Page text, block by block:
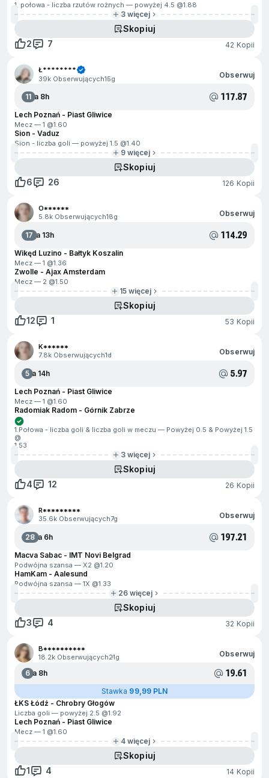
1. połowa - liczba rzutów rożnych — powyżej 4.5 @1.88
3 więcej
Skopiuj
2
7 42 Kopii
Ł********
39k Obserwujących15g Obserwuj
11Za 8h 117.87
Lech Poznań - Piast Gliwice
Mecz — 1 @1.60
Sion - Vaduz
Sion - liczba goli — powyżej 1.5 @1.40
9 więcej
Skopiuj
6
26 126 Kopii
O******
5.8k Obserwujących18g Obserwuj
17Za 13h 114.29
Wikęd Luzino - Bałtyk Koszalin
Mecz — 1 @1.36
Zwolle - Ajax Amsterdam
Mecz — 2 @1.50
15 więcej
Skopiuj
12
1 53 Kopii
K******
7.8k Obserwujących1d Obserwuj
5Za 14h 5.97
Lech Poznań - Piast Gliwice
Mecz — 1 @1.60
Radomiak Radom - Górnik Zabrze
1.Połowa - liczba goli & liczba goli w meczu — Powyżej 0.5 & Powyżej 1.5
@
1.53
3 więcej
Skopiuj
4
12 26 Kopii
R*********
35.6k Obserwujących7g Obserwuj
28Za 6h 197.21
Macva Sabac - IMT Novi Belgrad
Podwójna szansa — X2 @1.20
HamKam - Aalesund
Podwójna szansa — 1X @1.33
26 więcej
Skopiuj
3
4 32 Kopii
B**********
18.2k Obserwujących21g Obserwuj
6Za 8h 19.61
Stawka 99,99 PLN
ŁKS Łódź - Chrobry Głogów
Liczba goli — powyżej 2.5 @1.92
Lech Poznań - Piast Gliwice
Mecz — 1 @1.60
4 więcej
Skopiuj
1
4 14 Kopii